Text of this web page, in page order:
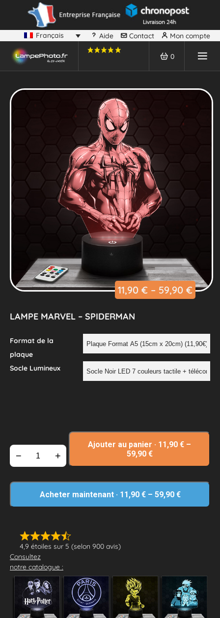
Français Aide Contact Mon compte
0
11,90 € – 59,90 €
LAMPE MARVEL – SPIDERMAN
4,9 étoiles sur 5 (selon 900 avis)
Consultez
notre catalogue :
Format de la
plaque
Socle Lumineux
− +
Ajouter au panier · 11,90 € –
59,90 €
Acheter maintenant · 11,90 €– 59,90 €